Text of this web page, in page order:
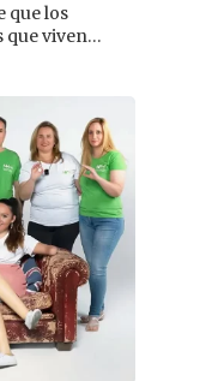
que los
que viven…